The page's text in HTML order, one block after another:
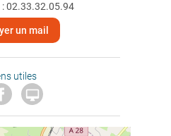
:02.33.32.05.94
un mail
utiles
